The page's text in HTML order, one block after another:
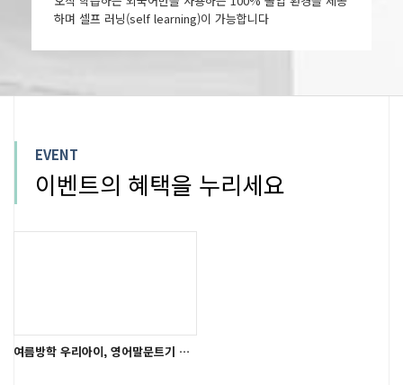
하며 셀프 러닝(self learning)이 가능합니다
EVENT
이벤트의 혜택을 누리세요
여름방학 우리아이, 영어말문트기 시작!